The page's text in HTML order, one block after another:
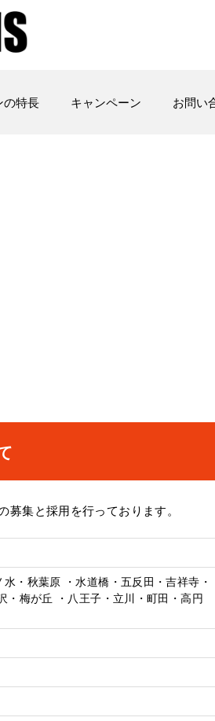
の特長 キャンペーン お問い
集と採用を行っております。
・秋葉原 ・水道橋・五反田・吉祥寺・
・梅が丘 ・八王子・立川・町田・高円